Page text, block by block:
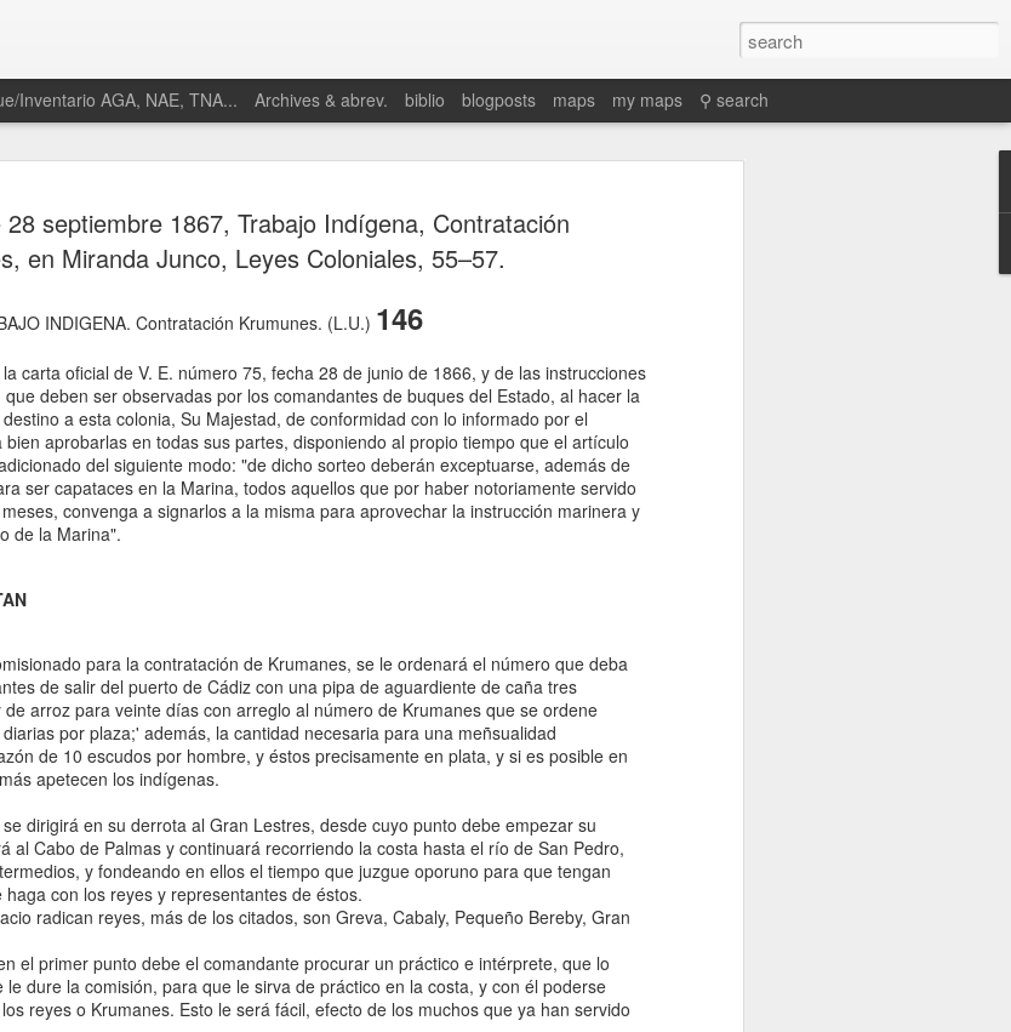
septiembre 1867, Trabajo Indígena, Contratación
en Miranda Junco, Leyes Coloniales, 55–57.
INDIGENA. Contratación Krumunes. (L.U.) 146
carta oficial de V. E. número 75, fecha 28 de junio de 1866, y de las instrucciones
deben ser observadas por los comandantes de buques del Estado, al hacer la
a esta colonia, Su Majestad, de conformidad con lo informado por el
aprobarlas en todas sus partes, disponiendo al propio tiempo que el artículo
del siguiente modo: "de dicho sorteo deberán exceptuarse, además de
ser capataces en la Marina, todos aquellos que por haber notoriamente servido
convenga a signarlos a la misma para aprovechar la instrucción marinera y
de la Marina".
para la contratación de Krumanes, se le ordenará el número que deba
de salir del puerto de Cádiz con una pipa de aguardiente de caña tres
arroz para veinte días con arreglo al número de Krumanes que se ordene
por plaza;' además, la cantidad necesaria para una meñsualidad
de 10 escudos por hombre, y éstos precisamente en plata, y si es posible en
apetecen los indígenas.
dirigirá en su derrota al Gran Lestres, desde cuyo punto debe empezar su
al Cabo de Palmas y continuará recorriendo la costa hasta el río de San Pedro,
y fondeando en ellos el tiempo que juzgue oporuno para que tengan
con los reyes y representantes de éstos.
radican reyes, más de los citados, son Greva, Cabaly, Pequeño Bereby, Gran
el primer punto debe el comandante procurar un práctico e intérprete, que lo
dure la comisión, para que le sirva de práctico en la costa, y con él poderse
reyes o Krumanes. Esto le será fácil, efecto de los muchos que ya han servido
Inventario AGA, NAE, TNA... Archives & abrev. biblio blogposts maps my maps ⚲ search